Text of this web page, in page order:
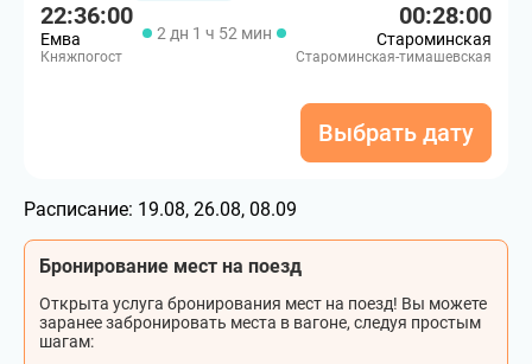
22:36:00
Емва
Княжпогост
2 дн 1 ч 52 мин
00:28:00
Староминская
Староминская-тимашевская
Выбрать дату
Расписание: 19.08, 26.08, 08.09
Бронирование мест на поезд
Открыта услуга бронирования мест на поезд! Вы можете
заранее забронировать места в вагоне, следуя простым
шагам: